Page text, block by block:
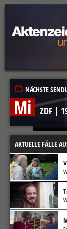
NÄCHSTE
Mi ZDF |
AKTUELLE FÄLLE